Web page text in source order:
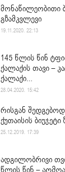
მონაწილეობითი
გზამკვლევი
19.11.2020. 22:13
145 წლის წინ
ქალაქის თავი –
ქალაქი...
28.04.2020. 15:42
რისგან
ქუთაისის
25.12.2019. 17:39
ადგილობრივი